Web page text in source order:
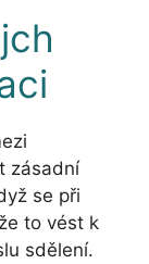
zásadní
se při
to vést k
sdělení.